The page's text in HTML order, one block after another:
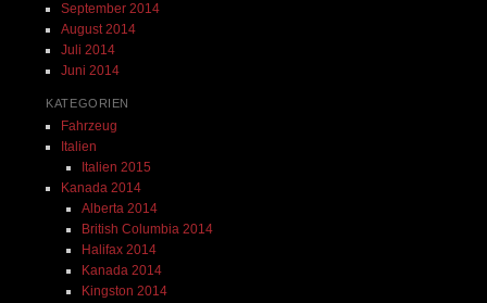
September 2014
August 2014
Juli 2014
Juni 2014
KATEGORIEN
Fahrzeug
Italien
Italien 2015
Kanada 2014
Alberta 2014
British Columbia 2014
Halifax 2014
Kanada 2014
Kingston 2014